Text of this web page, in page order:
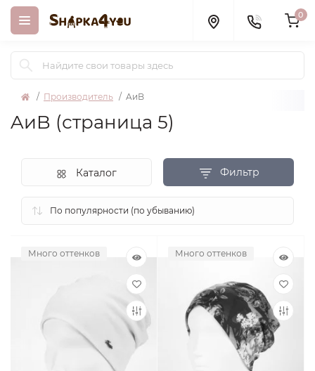
0
Производитель AиB
AиB (страница 5)
Фильтр
Каталог
Много оттенков Много оттенков